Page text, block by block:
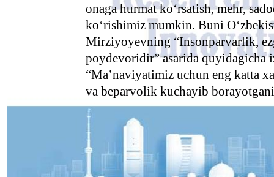
onaga hurmat ko‘rsatish, mehr,
ko‘rishimiz mumkin. Buni
Mirziyoyevning “Insonparvarlik,
poydevoridir” asarida quyidagicha
“Ma’naviyatimiz uchun eng katta
va beparvolik kuchayib